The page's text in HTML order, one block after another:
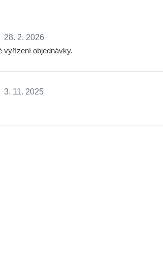
28. 2. 2026
vyřízení objednávky.
3. 11. 2025